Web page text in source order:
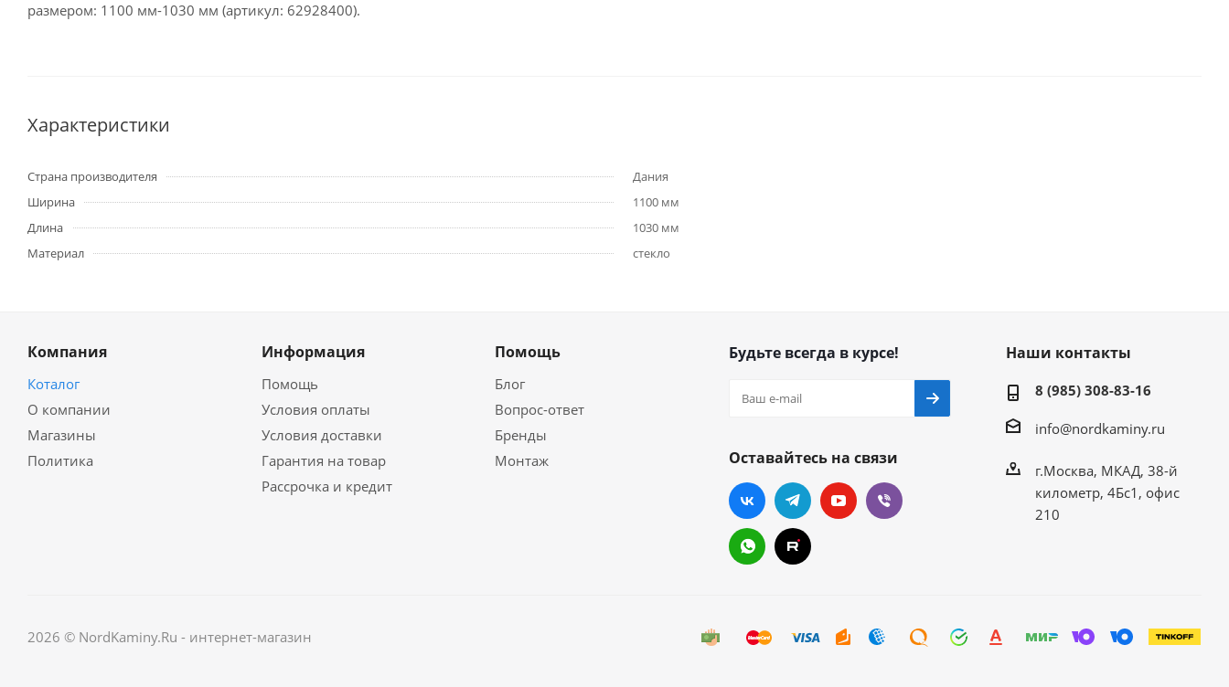
размером: 1100 мм-1030 мм (артикул: 62928400).
Характеристики
Страна производителя
Дания
Ширина
1100 мм
Длина
1030 мм
Материал
стекло
Компания
Коталог
О компании
Магазины
Политика
Информация
Помощь
Условия оплаты
Условия доставки
Гарантия на товар
Рассрочка и кредит
Помощь
Блог
Вопрос-ответ
Бренды
Монтаж
Будьте всегда в курсе!
Оставайтесь на связи
Наши контакты
8 (985) 308-83-16
info@nordkaminy.ru
г.Москва, МКАД, 38-й
километр, 4Бс1, офис
210
2026 © NordKaminy.Ru - интернет-магазин